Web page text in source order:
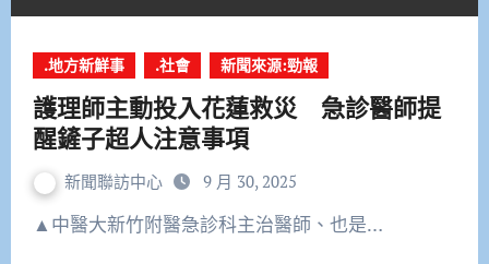
.地方新鮮事 .社會 新聞來源:勁報
護理師主動投入花蓮救災 急診醫師提
醒鏟子超人注意事項
新聞聯訪中心 9 月 30, 2025
▲中醫大新竹附醫急診科主治醫師、也是…